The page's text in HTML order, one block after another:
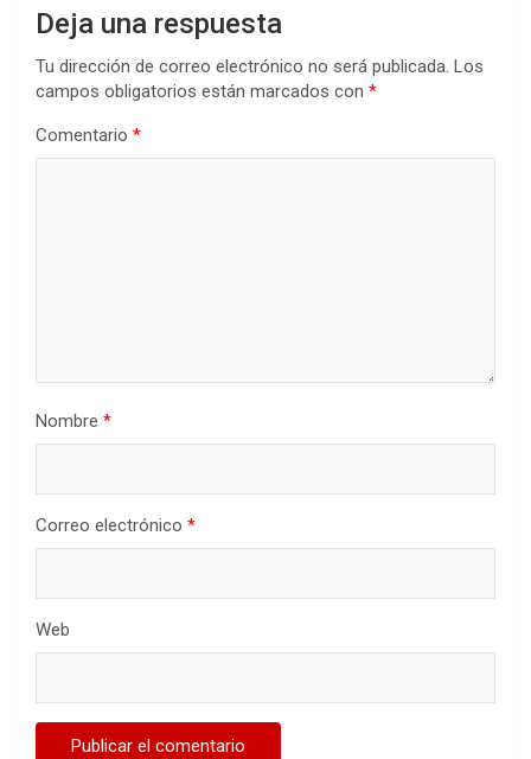
Deja una respuesta
Tu dirección de correo electrónico no será publicada. Los
campos obligatorios están marcados con *
Comentario *
Nombre *
Correo electrónico *
Web